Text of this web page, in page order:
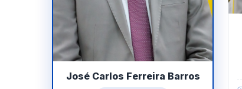
José Carlos Ferreira Barros